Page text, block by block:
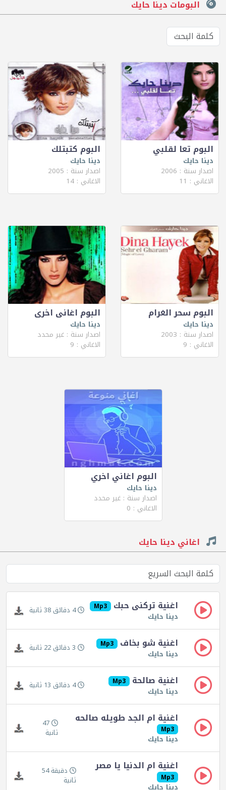
البومات دينا حايك
البوم تعا لقلبي
دينا حايك
اصدار سنة : 2006
الاغاني : 11
البوم كتبتلك
دينا حايك
اصدار سنة : 2005
الاغاني : 14
البوم سحر الغرام
دينا حايك
اصدار سنة : 2003
الاغاني : 9
البوم اغانى اخرى
دينا حايك
اصدار سنة : غير محدد
الاغاني : 9
البوم اغاني اخري
دينا حايك
اصدار سنة : غير محدد
الاغاني : 0
اغاني دينا حايك
اغنية تركنى حبك Mp3
دينا حايك 4 دقائق 38 ثانية
اغنية شو بخاف Mp3
دينا حايك 3 دقائق 22 ثانية
اغنية صالحة Mp3
دينا حايك 4 دقائق 13 ثانية
اغنية ام الجد طويله صالحه
Mp3
دينا حايك
47
ثانية
اغنية ام الدنيا يا مصر
Mp3
دينا حايك
دقيقة 54
ثانية